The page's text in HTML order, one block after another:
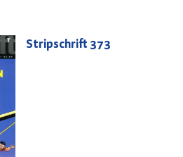
Stripschrift373